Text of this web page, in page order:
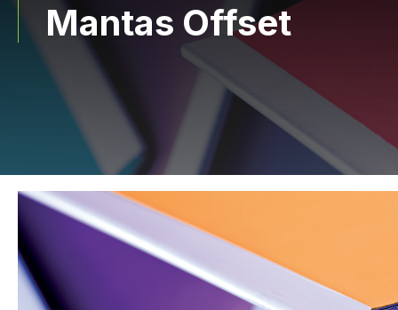
Mantas Offset